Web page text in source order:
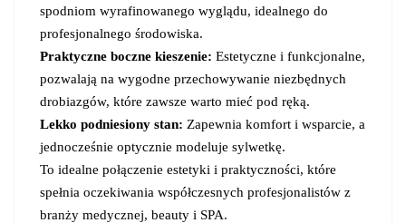
spodniom wyrafinowanego wyglądu, idealnego do
profesjonalnego środowiska.
Praktyczne boczne kieszenie: Estetyczne i funkcjonalne,
pozwalają na wygodne przechowywanie niezbędnych
drobiazgów, które zawsze warto mieć pod ręką.
Lekko podniesiony stan: Zapewnia komfort i wsparcie, a
jednocześnie optycznie modeluje sylwetkę.
To idealne połączenie estetyki i praktyczności, które
spełnia oczekiwania współczesnych profesjonalistów z
branży medycznej, beauty i SPA.